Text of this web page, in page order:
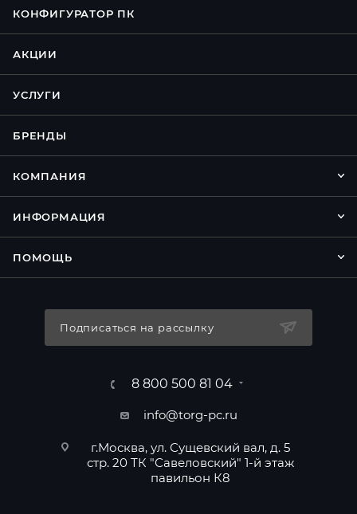
КОНФИГУРАТОР ПК
АКЦИИ
УСЛУГИ
БРЕНДЫ
КОМПАНИЯ
ИНФОРМАЦИЯ
ПОМОЩЬ
Подписаться на рассылку
8 800 500 81 04
info@torg-pc.ru
г.Москва, ул. Сущевский вал, д. 5
стр. 20 ТК "Савеловский" 1-й этаж
павильон К8